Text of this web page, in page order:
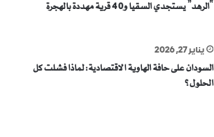
“الرهد” يستجدي السقيا و40 قرية مهددة بالهجرة
يناير 27, 2026
السودان على حافة الهاوية الاقتصادية: لماذا فشلت كل
الحلول؟